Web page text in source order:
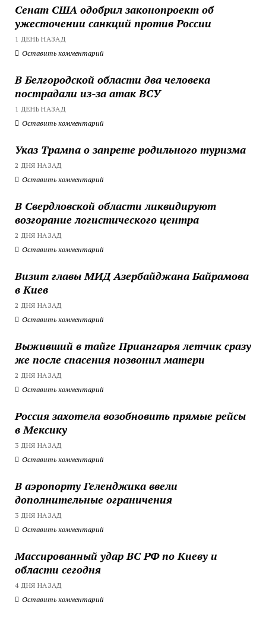
Сенат США одобрил законопроект об
ужесточении санкций против России
1 ДЕНЬ НАЗАД
Оставить комментарий
В Белгородской области два человека
пострадали из-за атак ВСУ
1 ДЕНЬ НАЗАД
Оставить комментарий
Указ Трампа о запрете родильного туризма
2 ДНЯ НАЗАД
Оставить комментарий
В Свердловской области ликвидируют
возгорание логистического центра
2 ДНЯ НАЗАД
Оставить комментарий
Визит главы МИД Азербайджана Байрамова
в Киев
2 ДНЯ НАЗАД
Оставить комментарий
Выживший в тайге Приангарья летчик сразу
же после спасения позвонил матери
2 ДНЯ НАЗАД
Оставить комментарий
Россия захотела возобновить прямые рейсы
в Мексику
3 ДНЯ НАЗАД
Оставить комментарий
В аэропорту Геленджика ввели
дополнительные ограничения
3 ДНЯ НАЗАД
Оставить комментарий
Массированный удар ВС РФ по Киеву и
области сегодня
4 ДНЯ НАЗАД
Оставить комментарий